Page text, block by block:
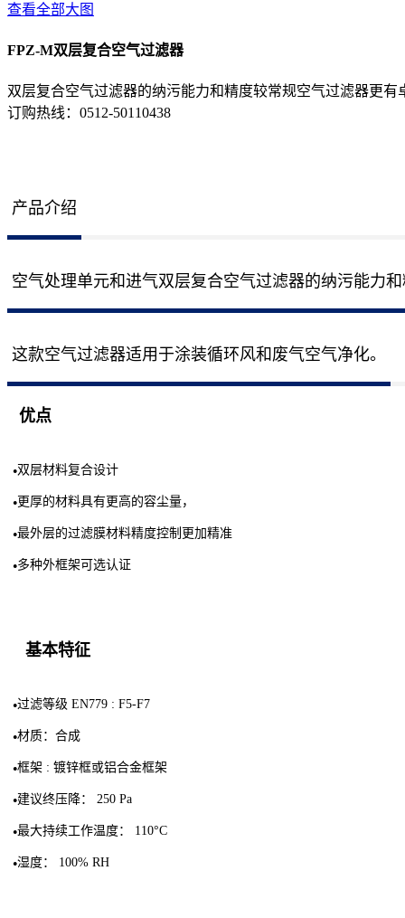
查看全部大图
FPZ-M双层复合空气过滤器
双层复合空气过滤器的纳污能力和精度较常规空气过滤器更
订购热线： 0512-50110438
产品介绍
空气处理单元和进气双层复合空气过滤器的纳污能力
这款空气过滤器适用于涂装循环风和废气空气净化。
优点
●双层材料复合设计
● 更厚的材料具有更高的容尘量，
●最外层的过滤膜材料精度控制更加精准
●多种外框架可选认证
基本特征
●过滤等级 EN779 : F5-F7
●材质：合成
●框架 : 镀锌框或铝合金框架
●建议终压降： 250 Pa
●最大持续工作温度： 110°C
●湿度： 100% RH